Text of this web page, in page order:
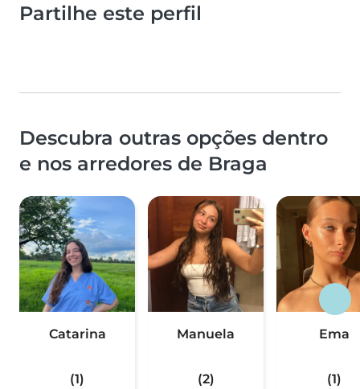
Partilhe este perfil
Descubra outras opções dentro
e nos arredores de Braga
Catarina
(1)
Manuela
(2)
Ema
(1)